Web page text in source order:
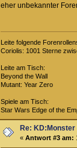
eher unbekannter
Leite folgende
Coriolis: 1001 Sterne
Leite am Tisch:
Beyond the Wall
Mutant: Year Zero
Spiele am Tisch:
Star Wars Edge of the
Re:
«Antwort #3 am: